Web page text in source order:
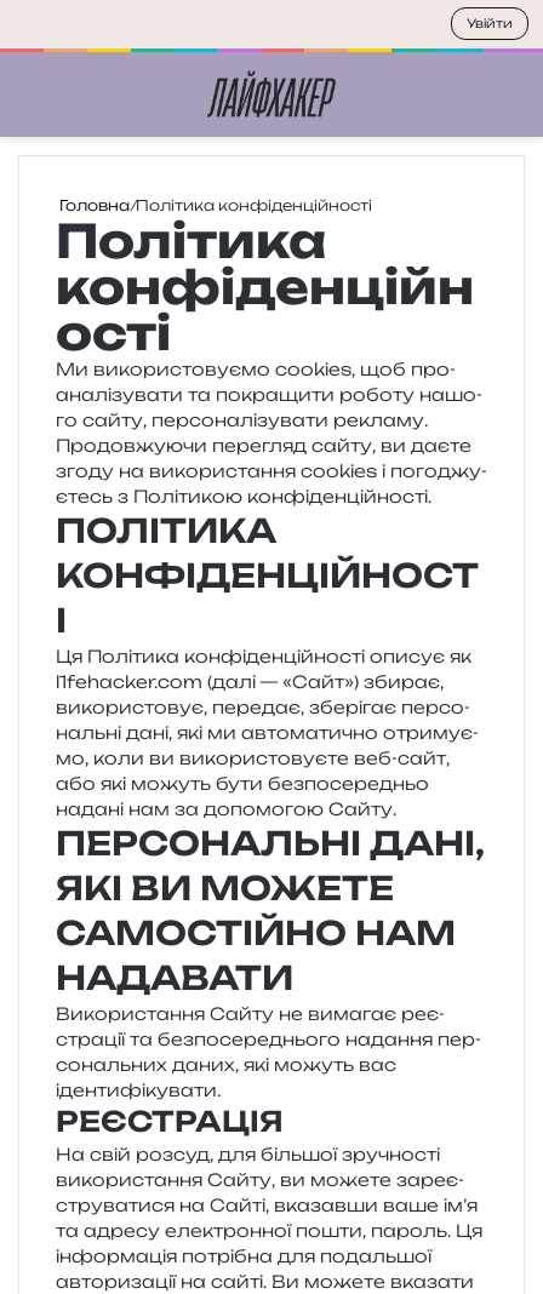
Головна/Політика конфіденційності
Політика
конфіденційн
ості
Ми вико­ри­сто­ву­є­мо cookies, щоб про­
ана­лі­зу­ва­ти та покра­щи­ти робо­ту нашо­
го сайту, пер­со­на­лі­зу­ва­ти рекла­му.
Продовжуючи пере­гляд сайту, ви даєте
згоду на вико­ри­ста­н­ня cookies і пого­джу­
є­тесь з Політикою конфіденційності.
ПОЛІТИКА
КОНФІДЕНЦІЙНОСТ
І
Ця Політика кон­фі­ден­цій­но­сті опи­сує як
l1fehacker​.com (далі — «Сайт») зби­рає,
вико­ри­сто­вує, пере­дає, збе­рі­гає пер­со­
наль­ні дані, які ми авто­ма­ти­чно отри­му­є­
мо, коли ви вико­ри­сто­ву­є­те веб-сайт,
або які можуть бути без­по­се­ре­дньо
нада­ні нам за допо­мо­гою Сайту.
ПЕРСОНАЛЬНІ ДАНІ,
ЯКІ ВИ МОЖЕТЕ
САМОСТІЙНО НАМ
НАДАВАТИ
Використання Сайту не вима­гає реє­
стра­ції та без­по­се­ре­дньо­го нада­н­ня пер­
со­наль­них даних, які можуть вас
ідентифікувати.
РЕЄСТРАЦІЯ
На свій роз­суд, для біль­шої зру­чно­сті
вико­ри­ста­н­ня Сайту, ви може­те заре­є­
стру­ва­ти­ся на Сайті, вка­зав­ши ваше ім’я
та адре­су еле­ктрон­ної пошти, пароль. Ця
інфор­ма­ція потрі­бна для подаль­шої
авто­ри­за­ції на сайті. Ви може­те вка­за­ти
Увійти